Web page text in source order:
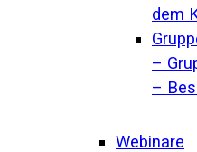
dem
–
–
Webinare